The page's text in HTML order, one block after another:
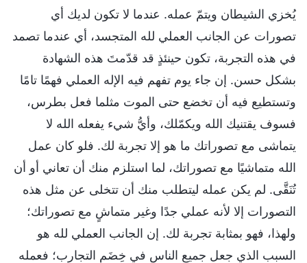
يُخزي الشيطان ويتمّ عمله. عندما لا تكون لديك أي
تصورات عن الجانب العملي لله المتجسد، أي عندما تصمد
في هذه التجربة، تكون حينئذٍ قد قدّمتَ هذه الشهادة
بشكل حسن. إن جاء يوم تفهم فيه الإله العملي فهمًا تامًا
وتستطيع فيه أن تخضع حتى الموت مثلما فعل بطرس،
فسوف يقتنيك الله ويكمّلك، وأيُّ شيء يفعله الله لا
يتماشى مع تصوراتك ما هو إلا تجربة لك. فلو كان عمل
الله متماشيًا مع تصوراتك، لما استلزم منك أن تعاني أو أن
تُنَقَّى. لم يكن عمله ليتطلب منك أن تتخلى عن مثل هذه
التصورات إلا لأنه عملي جدًا وغير متماشٍ مع تصوراتك؛
ولهذا، فهو بمثابة تجربة لك. إن الجانب العملي لله هو
السبب الذي جعل جميع الناس في خِضَم التجارب؛ فعمله